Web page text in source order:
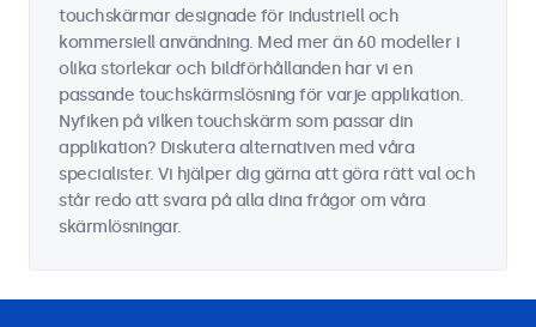
touchskärmar designade för industriell och
kommersiell användning. Med mer än 60 modeller i
olika storlekar och bildförhållanden har vi en
passande touchskärmslösning för varje applikation.
Nyfiken på vilken touchskärm som passar din
applikation? Diskutera alternativen med våra
specialister. Vi hjälper dig gärna att göra rätt val och
står redo att svara på alla dina frågor om våra
skärmlösningar.